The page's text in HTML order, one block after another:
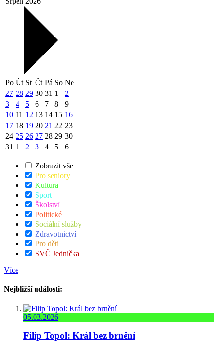
Po Út St Čt Pá So Ne
27 28 29 30 31 1
2
3
4 5 6 7 8
9
10 11 12 13 14 15 16
17 18 19 20 21 22 23
24 25 26 27 28 29 30
31 1 2 3 4 5 6
Zobrazit vše
Pro seniory
Kultura
Sport
Školství
Politické
Sociální služby
Zdravotnictví
Pro děti
SVČ Jednička
Více
Nejbližší události:
05.03.2026
Filip Topol: Král bez brnění